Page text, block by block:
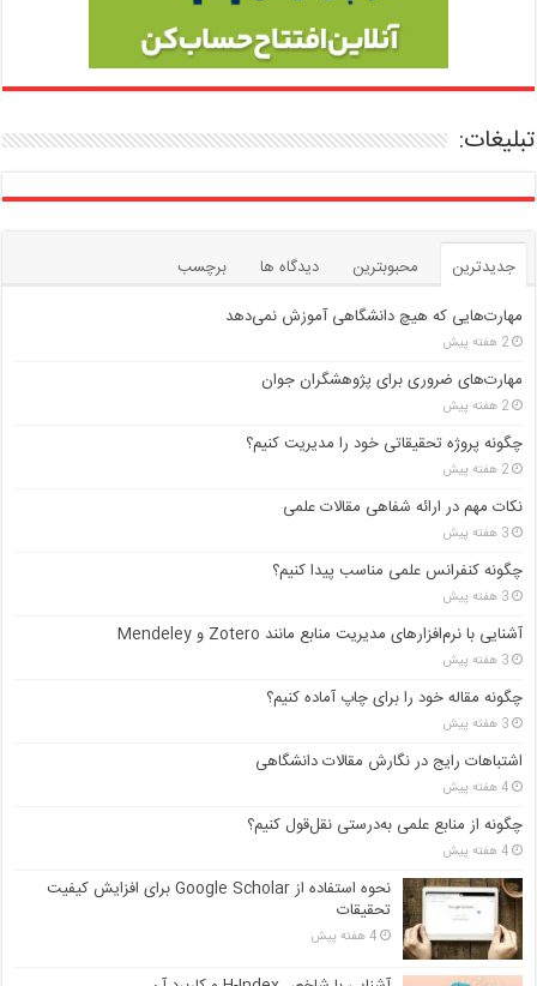
تبلیغات:
جدیدترین محبوبترین دیدگاه ها
برچسب
مهارت‌هایی که هیچ دانشگاهی آموزش نمی‌دهد
2 هفته پیش
مهارت‌های ضروری برای پژوهشگران جوان
2 هفته پیش
چگونه پروژه تحقیقاتی خود را مدیریت کنیم؟
2 هفته پیش
نکات مهم در ارائه شفاهی مقالات علمی
3 هفته پیش
چگونه کنفرانس علمی مناسب پیدا کنیم؟
3 هفته پیش
آشنایی با نرم‌افزارهای مدیریت منابع مانند Zotero و Mendeley
3 هفته پیش
چگونه مقاله خود را برای چاپ آماده کنیم؟
3 هفته پیش
اشتباهات رایج در نگارش مقالات دانشگاهی
4 هفته پیش
چگونه از منابع علمی به‌درستی نقل‌قول کنیم؟
4 هفته پیش
نحوه استفاده از Google Scholar برای افزایش کیفیت
تحقیقات
4 هفته پیش